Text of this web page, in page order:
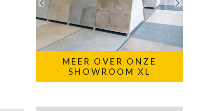
MEER OVER ONZE
SHOWROOM XL